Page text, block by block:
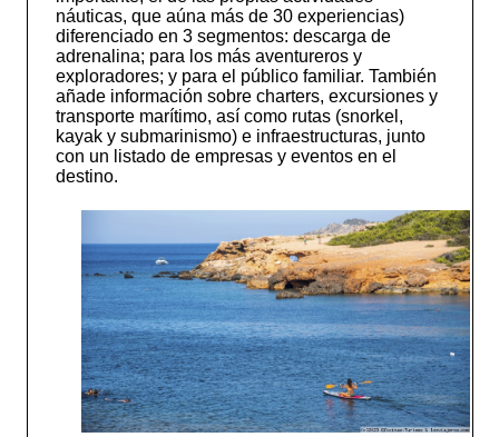
náuticas, que aúna más de 30 experiencias)
diferenciado en 3 segmentos: descarga de
adrenalina; para los más aventureros y
exploradores; y para el público familiar. También
añade información sobre charters, excursiones y
transporte marítimo, así como rutas (snorkel,
kayak y submarinismo) e infraestructuras, junto
con un listado de empresas y eventos en el
destino.